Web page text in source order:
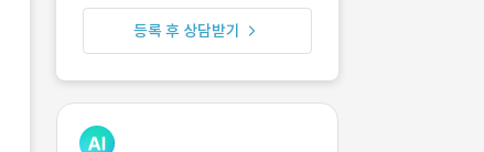
등록 후 상담받기